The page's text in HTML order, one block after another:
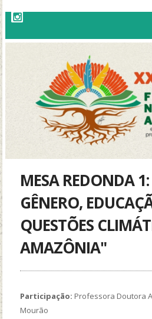
MESA REDONDA
GÊNERO,
QUESTÕES
AMAZÔNIA"
Participação: Professora Doutora
Mourão